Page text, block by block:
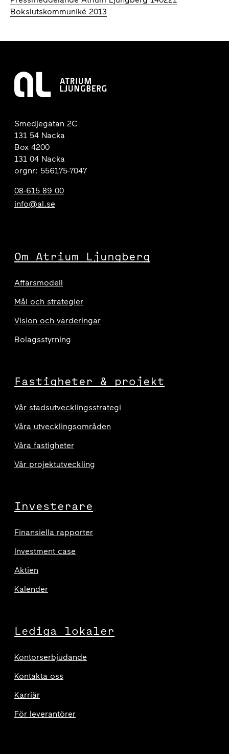
Bokslutskommuniké 2013
Smedjegatan 2C
131 54 Nacka
Box 4200
131 04 Nacka
orgnr: 556175-7047
08-615 89 00
info@al.se
Om Atrium Ljungberg
Affärsmodell
Mål och strategier
Vision och värderingar
Bolagsstyrning
Fastigheter & projekt
Vår stadsutvecklingsstrategi
Våra utvecklingsområden
Våra fastigheter
Vår projektutveckling
Investerare
Finansiella rapporter
Investment case
Aktien
Kalender
Lediga lokaler
Kontorserbjudande
Kontakta oss
Karriär
För leverantörer